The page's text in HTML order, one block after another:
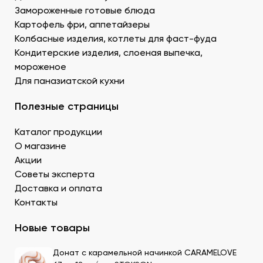
Муку темпура. Смесь пшеничной и рисовой муки с
крахмалом для золотистой корочки. Можно
заказать премиальный мучной продукт для суши в
Водоросли. Комбу, нори – качественные продукты
для суши в ДНР с быстрой доставкой.
Икру масаго, тобико. Свежайшие продукты для
Белый и черный кунжут. Придает блюду ореховые
суши оптом – кунжутные семена в разной
расфасовке. Используются для создания
вкусового оттенка и декорирования.
Соевый соус. Приготовленный по классическому
приобрести оптовой партией в нашей компании.
Преимущества заказа в СтриПсБери
Замороженные готовые блюда
Картофель фри, аппетайзеры
Колбасные изделия, котлеты для фаст-фуда
Кондитерские изделия, слоеная выпечка,
мороженое
Для паназиатской кухни
Полезные страницы
Каталог продукции
О магазине
Акции
Советы эксперта
Доставка и оплата
Контакты
Новые товары
Донат с карамельной начинкой CARAMELOVE